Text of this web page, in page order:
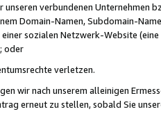
unseren verbundenen Unternehmen
Domain-Namen, Subdomain-
sozialen Netzwerk-Website
oder
verletzen.
wir nach unserem alleinigen
erneut zu stellen, sobald Sie